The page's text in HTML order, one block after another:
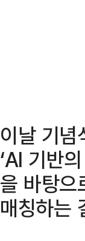
이날 기
‘AI 기반
을 바탕으
매칭하는